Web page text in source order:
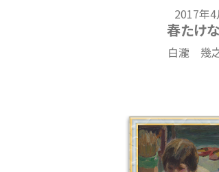
2017年4
春たけ
白瀧 幾